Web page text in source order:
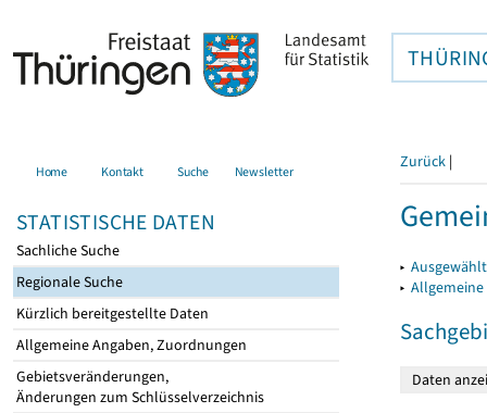
Home Kontakt Suche Newsletter
STATISTISCHE DATEN
Sachliche Suche
Regionale Suche
Kürzlich bereitgestellte Daten
Allgemeine Angaben, Zuordnungen
Gebietsveränderungen,
Änderungen zum Schlüsselverzeichnis
Zurück |
▸
▸